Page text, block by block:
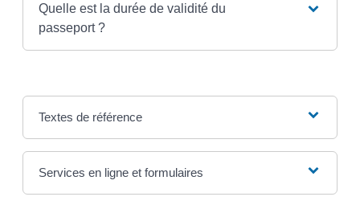
Quelle est la durée de validité du
passeport ?
Textes de référence
Services en ligne et formulaires